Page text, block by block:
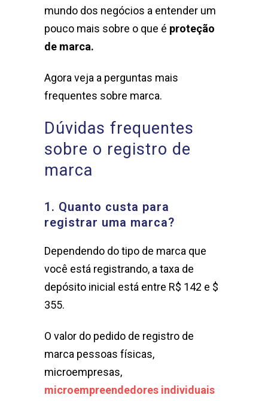
mundo dos negócios a entender um
pouco mais sobre o que é proteção
de marca.
Agora veja a perguntas mais
frequentes sobre marca.
Dúvidas frequentes
sobre o registro de
marca
1. Quanto custa para
registrar uma marca?
Dependendo do tipo de marca que
você está registrando, a taxa de
depósito inicial está entre R$ 142 e $
355.
O valor do pedido de registro de
marca pessoas físicas,
microempresas,
microempreendedores individuais